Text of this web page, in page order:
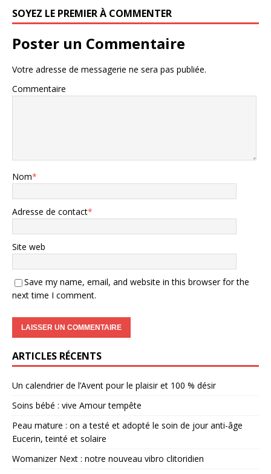
SOYEZ LE PREMIER À COMMENTER
Poster un Commentaire
Votre adresse de messagerie ne sera pas publiée.
Commentaire
Nom*
Adresse de contact*
Site web
Save my name, email, and website in this browser for the
next time I comment.
ARTICLES RÉCENTS
Un calendrier de l’Avent pour le plaisir et 100 % désir
Soins bébé : vive Amour tempête
Peau mature : on a testé et adopté le soin de jour anti-âge
Eucerin, teinté et solaire
Womanizer Next : notre nouveau vibro clitoridien